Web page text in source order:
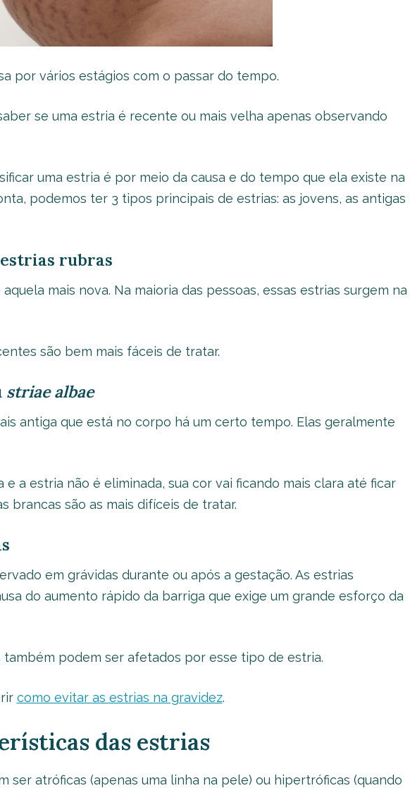
por vários estágios com o passar do tempo.
se uma estria é recente ou mais velha apenas observando
uma estria é por meio da causa e do tempo que ela existe na
podemos ter 3 tipos principais de estrias: as jovens, as antigas
rubras
mais nova. Na maioria das pessoas, essas estrias surgem na
são bem mais fáceis de tratar.
striae albae
antiga que está no corpo há um certo tempo. Elas geralmente
a estria não é eliminada, sua cor vai ficando mais clara até ficar
brancas são as mais difíceis de tratar.
em grávidas durante ou após a gestação. As estrias
do aumento rápido da barriga que exige um grande esforço da
também podem ser afetados por esse tipo de estria.
como evitar as estrias na gravidez.
das estrias
ser atróficas (apenas uma linha na pele) ou hipertróficas (quando